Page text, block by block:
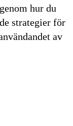
hur du
strategier för
av